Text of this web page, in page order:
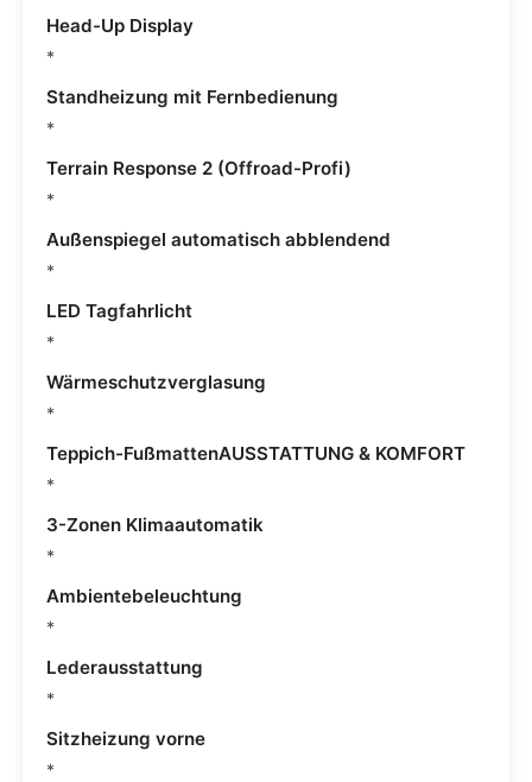
Head-Up Display
*
Standheizung mit Fernbedienung
*
Terrain Response 2 (Offroad-Profi)
*
Außenspiegel automatisch abblendend
*
LED Tagfahrlicht
*
Wärmeschutzverglasung
*
Teppich-FußmattenAUSSTATTUNG & KOMFORT
*
3-Zonen Klimaautomatik
*
Ambientebeleuchtung
*
Lederausstattung
*
Sitzheizung vorne
*